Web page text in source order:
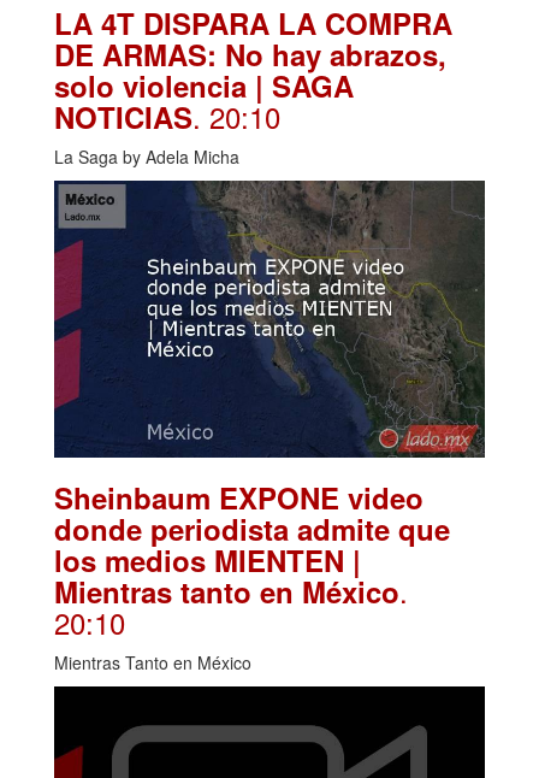
LA 4T DISPARA LA COMPRA
DE ARMAS: No hay abrazos,
solo violencia | SAGA
NOTICIAS. 20:10
La Saga by Adela Micha
Sheinbaum EXPONE video
donde periodista admite que
los medios MIENTEN |
Mientras tanto en México.
20:10
Mientras Tanto en México